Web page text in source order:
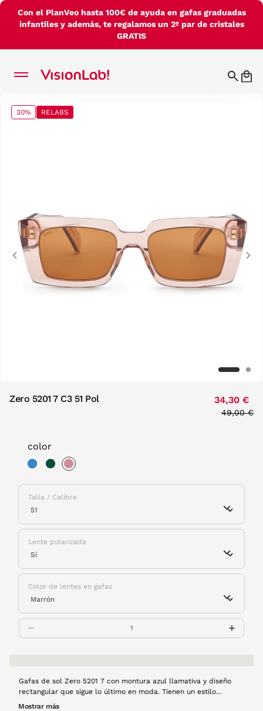
Con el PlanVeo hasta 100€ de ayuda en gafas graduadas
infantiles y además, te regalamos un 2º par de cristales
GRATIS
30% RELABS
Previous
Zero 5201 7 C3 51 Pol 34,30 €
Price
49,00 €
color
Talla / Calibre
Lente polarizada
Color de lentes en gafas
Gafas de sol Zero 5201 7 con montura azul llamativa y diseño
rectangular que sigue lo último en moda. Tienen un estilo
potente y actual, perfecto para destacar. Las lentes polarizadas
Mostrar más